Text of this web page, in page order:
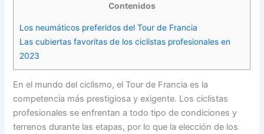
Contenidos
Los neumáticos preferidos del Tour de Francia
Las cubiertas favoritas de los ciclistas profesionales en
2023
En el mundo del ciclismo, el Tour de Francia es la
competencia más prestigiosa y exigente. Los ciclistas
profesionales se enfrentan a todo tipo de condiciones y
terrenos durante las etapas, por lo que la elección de los